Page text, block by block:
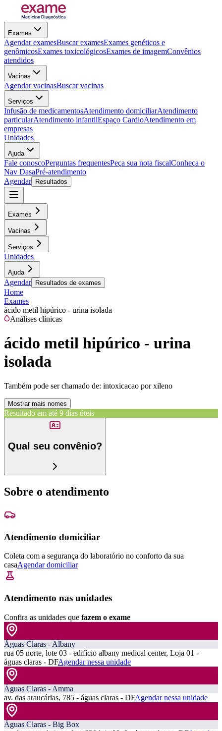
Exames
Agendar examesBuscar examesExames genéticos e
genômicosExames toxicológicosExames de imagemConvênios
atendidos
Vacinas
Agendar vacinasBuscar vacinas
Serviços
Infusão de medicamentosAtendimento domiciliarAtendimento
particularAtendimento infantilEspaço CardioAtendimento em
empresas
Unidades
Ajuda
Fale conoscoPerguntas frequentesPeça sua nota fiscalConheça o
Nav DasaPré-atendimento
Agendar
Resultados
Exames
Vacinas
Serviços
Unidades
Ajuda
Agendar Resultados de exames
Home
Exames
ácido metil hipúrico - urina isolada
Análises clínicas
ácido metil hipúrico - urina
isolada
Também pode ser chamado de: intoxicacao por xileno
Mostrar mais nomes
Resultado em até 9 dias úteis
Qual seu convênio?
Sobre o atendimento
Atendimento domiciliar
Coleta com a segurança do laboratório no conforto da sua
casaAgendar domiciliar
Atendimento nas unidades
Confira as unidades que fazem o exame
Águas Claras - Albany
rua 05 norte, lote 03 - edifício albany medical center, Loja 01 -
águas claras - DFAgendar nessa unidade
Águas Claras - Amma
av. das araucárias, 785 - águas claras - DFAgendar nessa unidade
Águas Claras - Big Box